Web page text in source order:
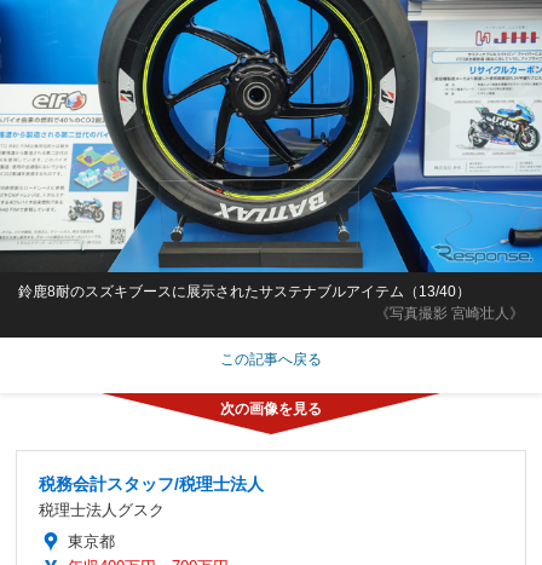
《写真撮影 宮崎壮人》
鈴鹿8耐のスズキブースに展示されたサステナブルアイテム（13/40）
この記事へ戻る
税務会計スタッフ/税理士法人
税理士法人グスク
東京都